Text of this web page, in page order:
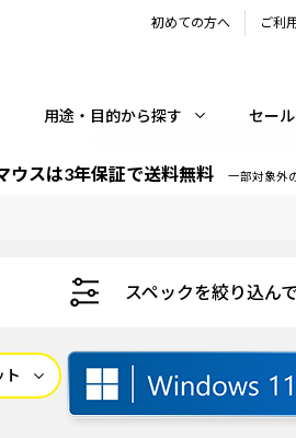
初めての方へ ご利
用途・目的から探す セー
ウスは3年保証で送料無料 一部対象外
スペックを絞り込ん
ト